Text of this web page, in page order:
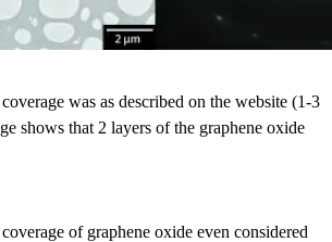
was as described on the website (1-3
shows that 2 layers of the graphene oxide
of graphene oxide even considered